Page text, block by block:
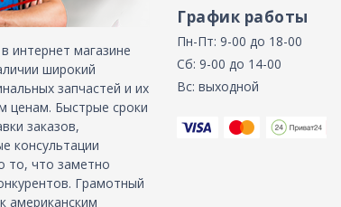
интернет магазине
широкий
запчастей и их
ценам. Быстрые сроки
заказов,
консультации
то, что заметно
Грамотный
американским
График работы
Пн-Пт: 9-00 до 18-00
Сб: 9-00 до 14-00
Вс: выходной